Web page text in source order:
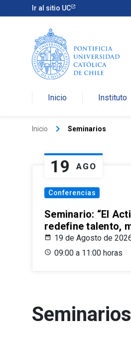
Ir al sitio UC
Inicio Instituto
Inicio keyboard_arrow_right Seminarios
19 AGO
Conferencias
Seminario: “El
redefine talento,
19 de Agosto de
09:00 a 11:00 horas
Seminarios